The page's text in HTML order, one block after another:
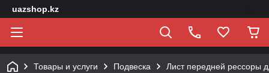
uazshop.kz
Товары и услуги Подвеска Лист передней рессоры